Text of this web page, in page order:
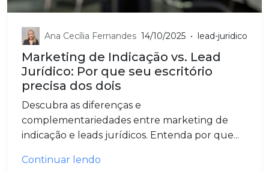
Ana Cecília Fernandes 14/10/2025 • lead-juridico
Marketing de Indicação vs. Lead
Jurídico: Por que seu escritório
precisa dos dois
Descubra as diferenças e
complementariedades entre marketing de
indicação e leads jurídicos. Entenda por que...
Continuar lendo